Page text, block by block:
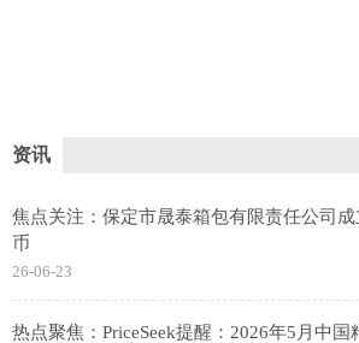
资讯
焦点关注：保定市晟泰箱包有限责任公司
币
26-06-23
热点聚焦：PriceSeek提醒：2026年5月中